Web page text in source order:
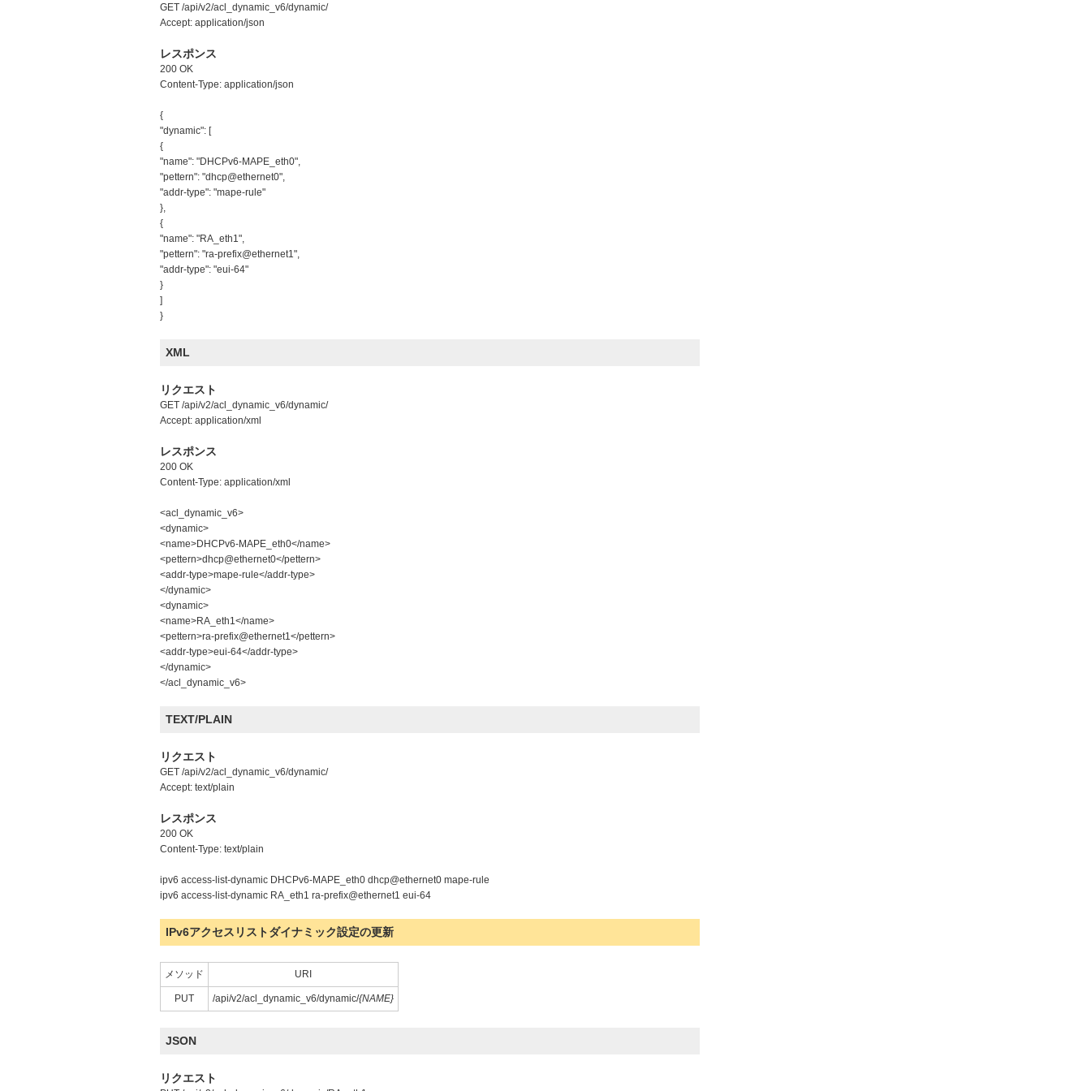
GET /api/v2/acl_dynamic_v6/dynamic/
Accept: application/json
レスポンス
200 OK
Content-Type: application/json
{
"dynamic": [
{
"name": "DHCPv6-MAPE_eth0",
"pettern": "dhcp@ethernet0",
"addr-type": "mape-rule"
},
{
"name": "RA_eth1",
"pettern": "ra-prefix@ethernet1",
"addr-type": "eui-64"
}
]
}
XML
リクエスト
GET /api/v2/acl_dynamic_v6/dynamic/
Accept: application/xml
レスポンス
200 OK
Content-Type: application/xml
<acl_dynamic_v6>
<dynamic>
<name>DHCPv6-MAPE_eth0</name>
<pettern>dhcp@ethernet0</pettern>
<addr-type>mape-rule</addr-type>
</dynamic>
<dynamic>
<name>RA_eth1</name>
<pettern>ra-prefix@ethernet1</pettern>
<addr-type>eui-64</addr-type>
</dynamic>
</acl_dynamic_v6>
TEXT/PLAIN
リクエスト
GET /api/v2/acl_dynamic_v6/dynamic/
Accept: text/plain
レスポンス
200 OK
Content-Type: text/plain
ipv6 access-list-dynamic DHCPv6-MAPE_eth0 dhcp@ethernet0 mape-rule
ipv6 access-list-dynamic RA_eth1 ra-prefix@ethernet1 eui-64
IPv6アクセスリストダイナミック設定の更新
メソッド URI
PUT /api/v2/acl_dynamic_v6/dynamic/{NAME}
JSON
リクエスト